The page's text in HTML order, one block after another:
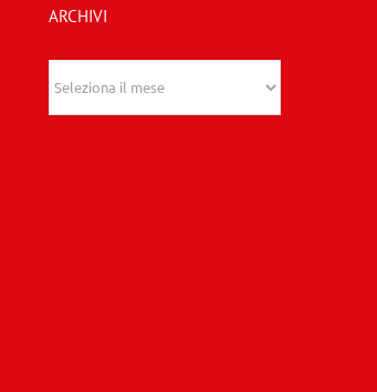
ARCHIVI